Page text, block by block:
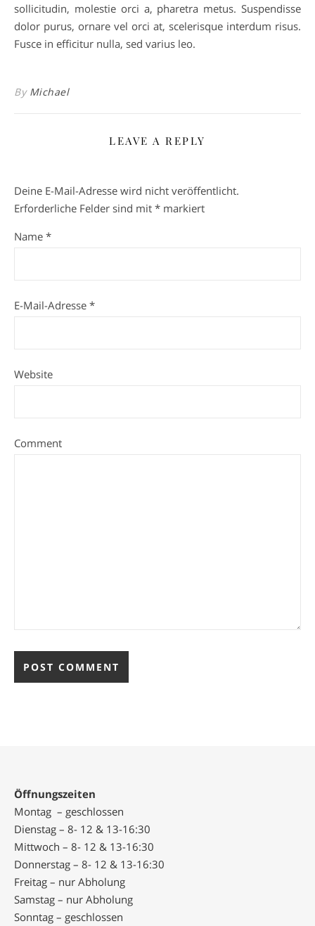
sollicitudin, molestie orci a, pharetra metus. Suspendisse
dolor purus, ornare vel orci at, scelerisque interdum risus.
Fusce in efficitur nulla, sed varius leo.
By Michael
LEAVE A REPLY
Deine E-Mail-Adresse wird nicht veröffentlicht.
Erforderliche Felder sind mit * markiert
Name *
E-Mail-Adresse *
Website
Comment
Öffnungszeiten
Montag – geschlossen
Dienstag – 8- 12 & 13-16:30
Mittwoch – 8- 12 & 13-16:30
Donnerstag – 8- 12 & 13-16:30
Freitag – nur Abholung
Samstag – nur Abholung
Sonntag – geschlossen